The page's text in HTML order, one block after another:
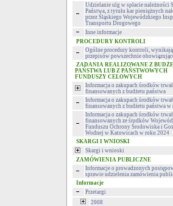
Udzielanie ulg w spłacie należności
Państwa, z tytułu kar pieniężnych
przez Śląskiego Wojewódzkiego
Transportu Drogowego
Inne informacje
PROCEDURY KONTROLI
Ogólne procedury kontroli,
przepisów powszechnie
ZADANIA REALIZOWANE Z
PAŃSTWA LUB Z PAŃSTWOWYCH
FUNDUSZY CELOWYCH
Informacja o zakupach środków
finansowanych z budżetu państwa
Informacja o zakupach środków
finansowanych z budżetu państwa w
Informacja o zakupach środków
finansowanych ze środków
Funduszu Ochrony Środowiska i
Wodnej w Katowicach w roku 2024
SKARGI I WNIOSKI
Skargi i wnioski
ZAMÓWIENIA PUBLICZNE
Informacje o prowadzonych
sprawie udzielenia zamówienia
Informacje
Przetargi
2008